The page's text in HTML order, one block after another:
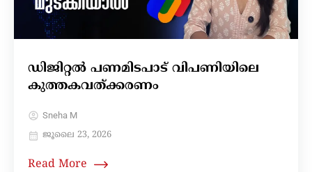
ഡിജിറ്റൽ പണമിടപാട് വിപണിയിലെ
കുത്തകവത്ക്കരണം
Sneha M
ജൂലൈ 23, 2026
Read More